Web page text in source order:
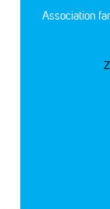
Association